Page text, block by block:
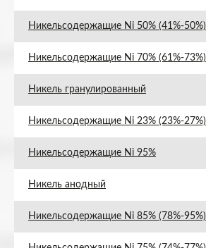
Никельсодержащие Ni 50% (41%-50%)
Никельсодержащие Ni 70% (61%-73%)
Никель гранулированный
Никельсодержащие Ni 23% (23%-27%)
Никельсодержащие Ni 95%
Никель анодный
Никельсодержащие Ni 85% (78%-95%)